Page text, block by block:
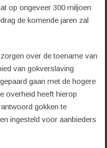
op ongeveer 300 miljoen
de komende jaren zal
over de toename van
van gokverslaving
gaan met de hogere
overheid heeft hierop
gokken te
ingesteld voor aanbieders